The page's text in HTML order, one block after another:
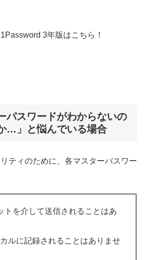
3年版はこちら！
パスワードがわからないの
…」と悩んでいる場合
ティのために、各マスターパスワー
トを介して送信されることはあ
ルに記録されることはありませ